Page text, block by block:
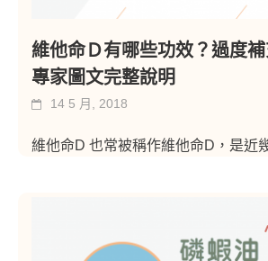
維他命Ｄ有哪些功效？過度補
專家圖文完整說明
14 5 月, 2018
維他命D 也常被稱作維他命D，是近